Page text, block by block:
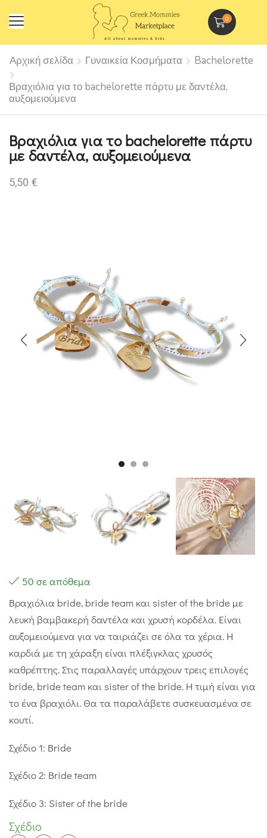
0
Αρχική σελίδα Γυναικεία Κοσμήματα
Bachelorette
Βραχιόλια για το bachelorette πάρτυ με δαντέλα,
αυξομειούμενα
Βραχιόλια για το bachelorette πάρτυ
με δαντέλα, αυξομειούμενα
5,50 €
50 σε απόθεμα
Βραχιόλια bride, bride team και sister of the bride με
λευκή βαμβακερή δαντέλα και χρυσή κορδέλα. Είναι
αυξομειούμενα για να ταιριάζει σε όλα τα χέρια. Η
καρδιά με τη χάραξη είναι πλέξιγκλας χρυσός
καθρέπτης. Στις παραλλαγές υπάρχουν τρεις επιλογές
bride, bride team και sister of the bride. Η τιμή είναι για
το ένα βραχιόλι. Θα τα παραλάβετε συσκευασμένα σε
κουτί.
Σχέδιο 1: Bride
Σχέδιο 2: Bride team
Σχέδιο 3: Sister of the bride
Σχέδιο